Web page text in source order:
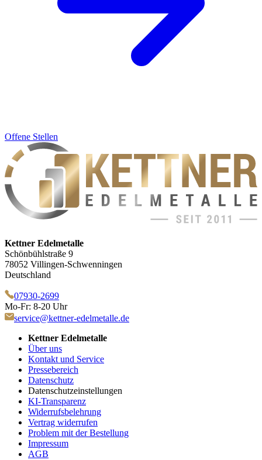
Offene Stellen
Kettner Edelmetalle
Schönbühlstraße 9
78052 Villingen-Schwenningen
Deutschland
07930-2699
Mo-Fr: 8-20 Uhr
service@kettner-edelmetalle.de
Kettner Edelmetalle
Über uns
Kontakt und Service
Pressebereich
Datenschutz
Datenschutzeinstellungen
KI-Transparenz
Widerrufsbelehrung
Vertrag widerrufen
Problem mit der Bestellung
Impressum
AGB